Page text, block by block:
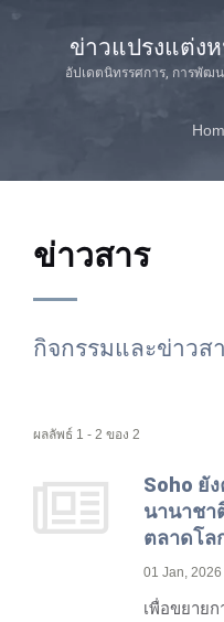
ข่าวแปรงแต่งห
แสดงสินค้า
อัปเดตนิทรรศการ, การพัฒ
ข่าวสาร
กิจกรรมและข่าวส
ผลลัพธ์ 1 - 2 ของ 2
Soho ยั
นานาชา
ตลาดโล
01 Jan, 2026
เพื่อขยายก